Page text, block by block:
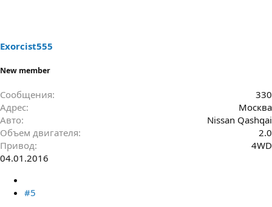
Exorcist555
New member
Сообщения
330
Адрес
Москва
Авто
Nissan Qashqai
Объем двигателя
2.0
Привод
4WD
04.01.2016
#5